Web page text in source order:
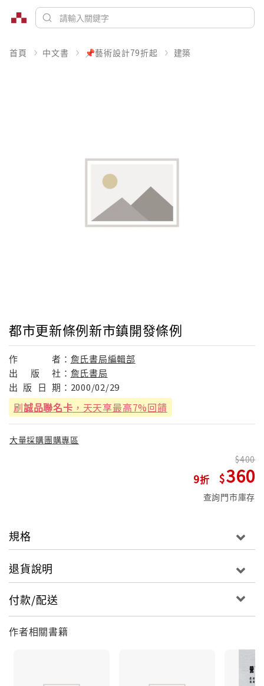
首頁 中文書 📌藝術設計79折起 建築
都市更新條例新市鎮開發條例
作 者： 詹氏書局編輯部
出
版 社： 詹氏書局
出 版 日 期： 2000/02/29
刷誠品聯名卡 ，天天享最高7%回饋
大量採購團購專區
9
400
360
查詢門市庫存
規格
退貨說明
付款/配送
作者相關書籍